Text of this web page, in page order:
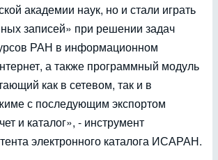
академии наук, но и стали играть
записей» при решении задач
РАН в информационном
а также программный модуль
как в сетевом, так и в
с последующим экспортом
и каталог», - инструмент
электронного каталога ИСАРАН.